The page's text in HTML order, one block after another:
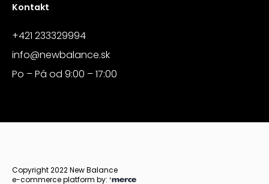
Kontakt
+421 233329994
info@newbalance.sk
Po – Pá od 9:00 – 17:00
Copyright 2022 New Balance
e-commerce platform by: